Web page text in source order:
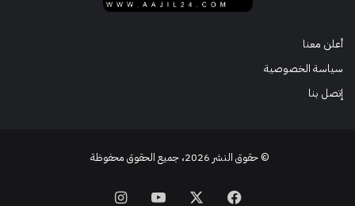
أعلن معنا
سياسة الخصوصية
إتصل بنا
© حقوق النشر 2026، جميع الحقوق محفوظة
فيسبوك ‫YouTube